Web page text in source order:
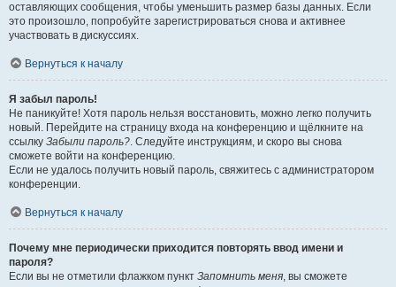
оставляющих сообщения, чтобы уменьшить размер базы данных. Если
это произошло, попробуйте зарегистрироваться снова и активнее
участвовать в дискуссиях.
Вернуться к началу
Я забыл пароль!
Не паникуйте! Хотя пароль нельзя восстановить, можно легко получить
новый. Перейдите на страницу входа на конференцию и щёлкните на
ссылку Забыли пароль?. Следуйте инструкциям, и скоро вы снова
сможете войти на конференцию.
Если не удалось получить новый пароль, свяжитесь с администратором
конференции.
Вернуться к началу
Почему мне периодически приходится повторять ввод имени и
пароля?
Если вы не отметили флажком пункт Запомнить меня, вы сможете